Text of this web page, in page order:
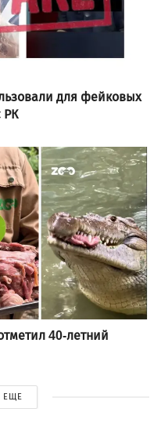
для фейковых
РК
40-летний
ЕЩЕ